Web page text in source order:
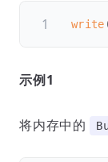
write
示例1
将内存中的